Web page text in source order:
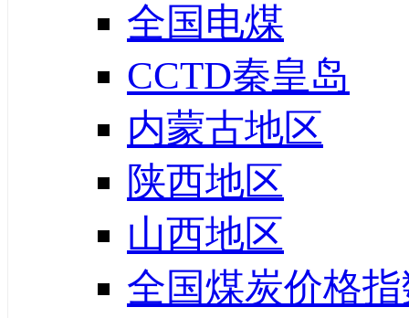
全国电煤
CCTD秦皇岛
内蒙古地区
陕西地区
山西地区
全国煤炭价格